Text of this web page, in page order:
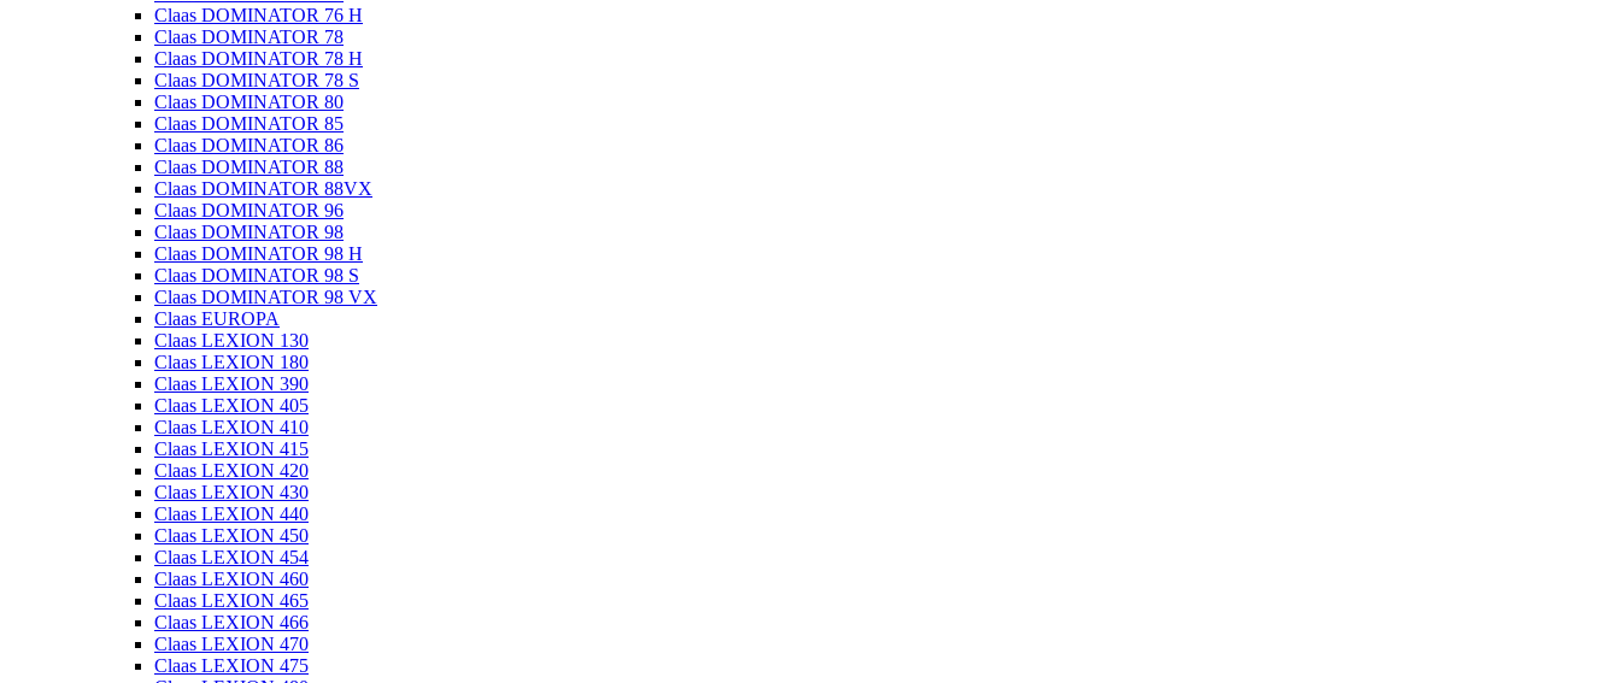
Claas DOMINATOR 76 H
Claas DOMINATOR 78
Claas DOMINATOR 78 H
Claas DOMINATOR 78 S
Claas DOMINATOR 80
Claas DOMINATOR 85
Claas DOMINATOR 86
Claas DOMINATOR 88
Claas DOMINATOR 88VX
Claas DOMINATOR 96
Claas DOMINATOR 98
Claas DOMINATOR 98 H
Claas DOMINATOR 98 S
Claas DOMINATOR 98 VX
Claas EUROPA
Claas LEXION 130
Claas LEXION 180
Claas LEXION 390
Claas LEXION 405
Claas LEXION 410
Claas LEXION 415
Claas LEXION 420
Claas LEXION 430
Claas LEXION 440
Claas LEXION 450
Claas LEXION 454
Claas LEXION 460
Claas LEXION 465
Claas LEXION 466
Claas LEXION 470
Claas LEXION 475